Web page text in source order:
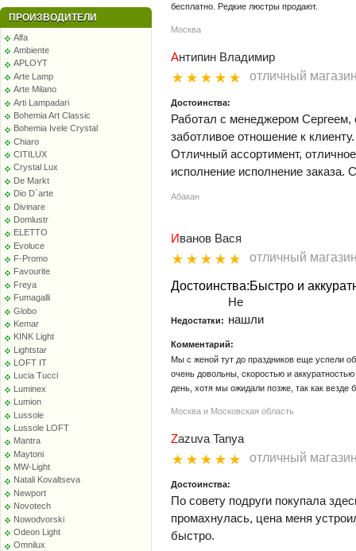
ПРОИЗВОДИТЕЛИ
Alfa
Ambiente
APLOYT
Arte Lamp
Arte Milano
Arti Lampadari
Bohemia Art Classic
Bohemia Ivele Crystal
Chiaro
CITILUX
Crystal Lux
De Markt
Dio D`arte
Divinare
Domlustr
ELETTO
Evoluce
F-Promo
Favourite
Freya
Fumagalli
Globo
Kemar
KINK Light
Lightstar
LOFT IT
Lucia Tucci
Luminex
Lumion
Lussole
Lussole LOFT
Mantra
Maytoni
MW-Light
Natali Kovaltseva
Newport
Novotech
Nowodvorski
Odeon Light
Omnilux
бесплатно. Редкие люстры продают.
Москва
Aнтипин Владимир
отличный
Достоинства:
Работал с менеджером Сергеем,
заботливое отношение к
Отличный ассортимент,
исполнение исполнение
Абакан
Иванов Вася
отличный
Достоинства:Быстро и
Недостатки:
Не
нашли
Комментарий:
Мы с женой тут до праздников еще успели
очень довольны, скоростью и
день, хотя мы ожидали позже, так как везде
Москва и Московская область
Zazuva Tanya
отличный
Достоинства:
По совету подруги покупала
промахнулась, цена меня
быстро.